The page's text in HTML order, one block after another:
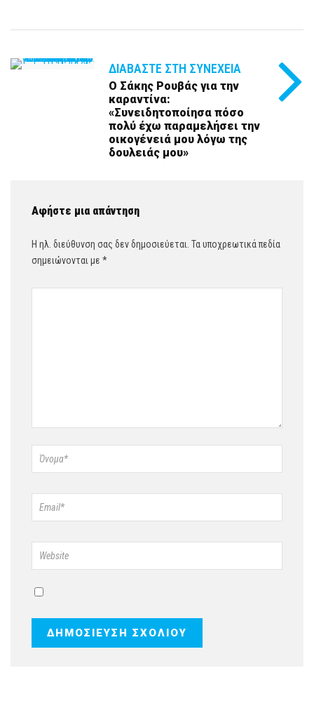
ΔΙΑΒΆΣΤΕ ΣΤΗ ΣΥΝΈΧΕΙΑ
Ο Σάκης Ρουβάς για την
καραντίνα:
«Συνειδητοποίησα πόσο
πολύ έχω παραμελήσει την
οικογένειά μου λόγω της
δουλειάς μου»
Αφήστε μια απάντηση
Η ηλ. διεύθυνση σας δεν δημοσιεύεται. Τα υποχρεωτικά πεδία
σημειώνονται με *